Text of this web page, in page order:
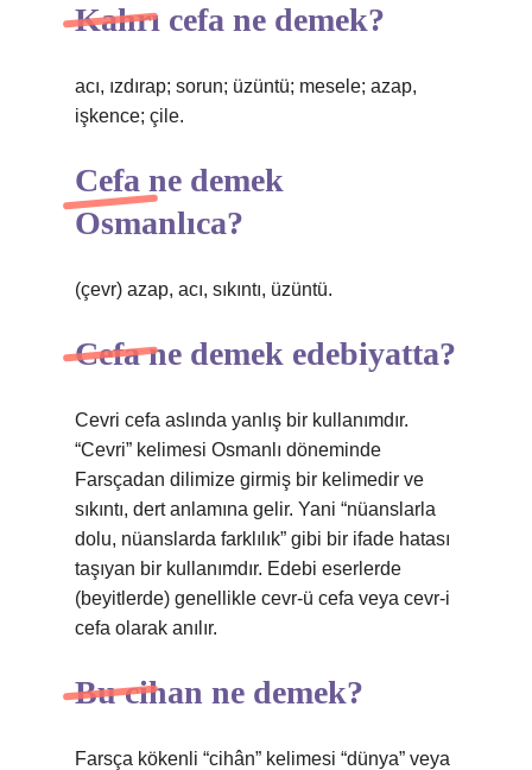
Kahrı cefa ne demek?
acı, ızdırap; sorun; üzüntü; mesele; azap,
işkence; çile.
Cefa ne demek
Osmanlıca?
(çevr) azap, acı, sıkıntı, üzüntü.
Cefa ne demek edebiyatta?
Cevri cefa aslında yanlış bir kullanımdır.
“Cevri” kelimesi Osmanlı döneminde
Farsçadan dilimize girmiş bir kelimedir ve
sıkıntı, dert anlamına gelir. Yani “nüanslarla
dolu, nüanslarda farklılık” gibi bir ifade hatası
taşıyan bir kullanımdır. Edebi eserlerde
(beyitlerde) genellikle cevr-ü cefa veya cevr-i
cefa olarak anılır.
Bu cihan ne demek?
Farsça kökenli “cihân” kelimesi “dünya” veya